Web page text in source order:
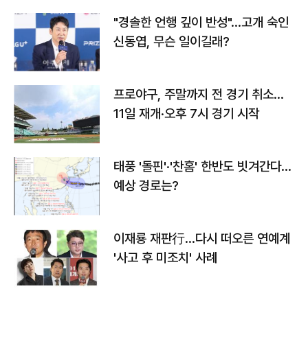
"경솔한 언행 깊이 반성"…고개 숙인
신동엽, 무슨 일이길래?
프로야구, 주말까지 전 경기 취소…
11일 재개·오후 7시 경기 시작
태풍 '돌핀'·'찬홈' 한반도 빗겨간다…
예상 경로는?
이재룡 재판行…다시 떠오른 연예계
'사고 후 미조치' 사례